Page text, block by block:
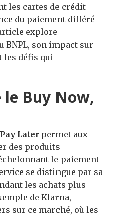
les cartes de crédit
du paiement différé
explore
BNPL, son impact sur
les défis qui
le Buy Now,
Later permet aux
des produits
le paiement
se distingue par sa
les achats plus
de Klarna,
sur ce marché, où les